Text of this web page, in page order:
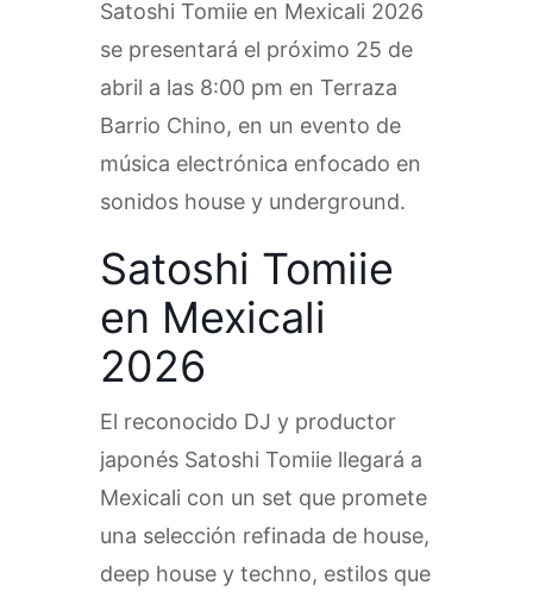
Satoshi Tomiie en Mexicali 2026
se presentará el próximo 25 de
abril a las 8:00 pm en Terraza
Barrio Chino, en un evento de
música electrónica enfocado en
sonidos house y underground.
Satoshi Tomiie
en Mexicali
2026
El reconocido DJ y productor
japonés Satoshi Tomiie llegará a
Mexicali con un set que promete
una selección refinada de house,
deep house y techno, estilos que